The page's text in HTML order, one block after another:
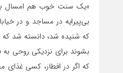
«یک سنت خوب هم امسال
بی‌پیرایه در مساجد و در
که شنیده شد، دانسته شد که
بشوند برای نزدیکی روحی
که اگر در افطار، کسی غذای